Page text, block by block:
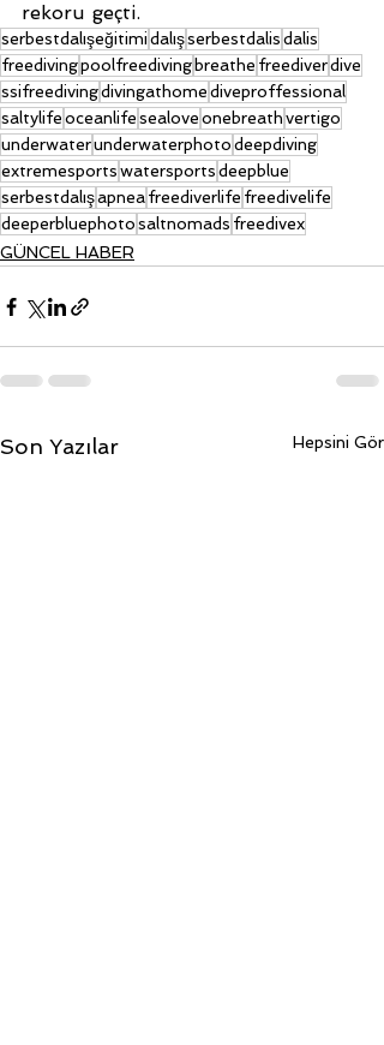
rekoru geçti.
serbestdalışeğitimidalışserbestdalisdalis
freedivingpoolfreedivingbreathe freediverdive
ssifreedivingdivingathomediveproffessional
saltylifeoceanlifesealoveonebreathvertigo
underwaterunderwaterphotodeepdiving
extremesportswatersportsdeepblue
serbestdalışapneafreediverlife freedivelife
deeperbluephotosaltnomads freedivex
GÜNCEL HABER
Son Yazılar Hepsini Gör